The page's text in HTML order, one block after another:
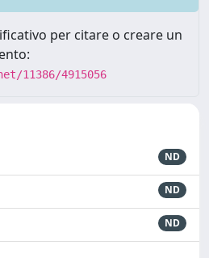
per citare o creare un
11386/4915056
ND
ND
ND